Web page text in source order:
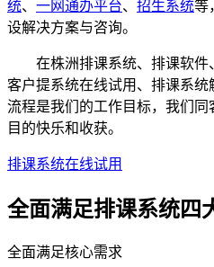
统、 一网通办平台、 招生系统等
设解决方案与咨询。
在株洲排课系统、排课软件
客户提系统在线试用、排课系
流程是我们的工作目标，我们
目的快乐和收获。
排课系统在线试用
全面满足排课系统四
全面满足核心需求